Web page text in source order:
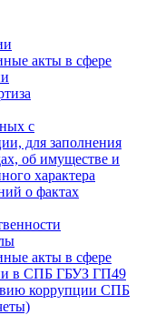
акты в сфере
с
для заполнения
об имуществе и
характера
о фактах
акты в сфере
в СПБ ГБУЗ ГП49
коррупции СПБ